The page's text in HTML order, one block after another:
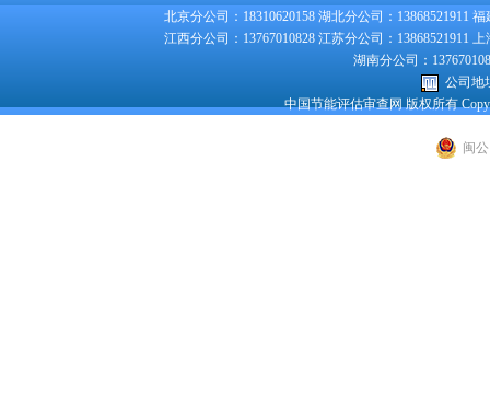
北京分公司：18310620158 湖北分公司：13868521911
江西分公司：13767010828 江苏分公司：13868521911
湖南分公司：
公司地
中国节能评估审查网 版权所有
闽